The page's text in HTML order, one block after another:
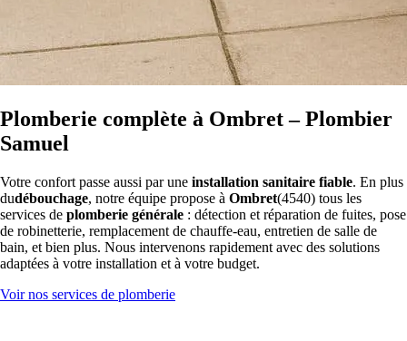
Plomberie complète à Ombret – Plombier
Samuel
Votre confort passe aussi par une installation sanitaire fiable. En plus
dudébouchage, notre équipe propose à Ombret(4540) tous les
services de plomberie générale : détection et réparation de fuites, pose
de robinetterie, remplacement de chauffe-eau, entretien de salle de
bain, et bien plus. Nous intervenons rapidement avec des solutions
adaptées à votre installation et à votre budget.
Voir nos services de plomberie